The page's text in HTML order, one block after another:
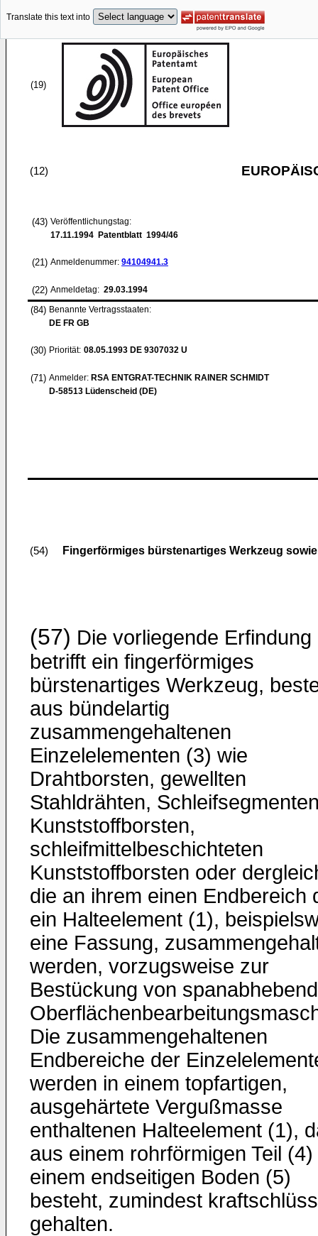
Translate this text into
(19)
(12)
(43) Veröffentlichungstag:
17.11.1994 Patentblatt 1994/46
(21) Anmeldenummer: 94104941.3
(22) Anmeldetag: 29.03.1994
(84) Benannte Vertragsstaaten:
DE FR GB
(30) Priorität: 08.05.1993 DE 9307032 U
(71) Anmelder: RSA ENTGRAT-TECHNIK RAINER SCHMIDT
D-58513 Lüdenscheid (DE)
(54) Fingerförmiges bürstenartiges Werkzeug
(57) Die vorliegende Erfindung
betrifft ein fingerförmiges
bürstenartiges Werkzeug,
aus bündelartig
zusammengehaltenen
Einzelelementen (3) wie
Drahtborsten, gewellten
Stahldrähten,
Kunststoffborsten,
schleifmittelbeschichteten
Kunststoffborsten oder
die an ihrem einen Endbereich
ein Halteelement (1),
eine Fassung,
werden, vorzugsweise zur
Bestückung von
Die zusammengehaltenen
Endbereiche der
werden in einem topfartigen,
ausgehärtete Vergußmasse
enthaltenen Halteelement (1),
aus einem rohrförmigen Teil
einem endseitigen Boden (5)
besteht, zumindest
gehalten.